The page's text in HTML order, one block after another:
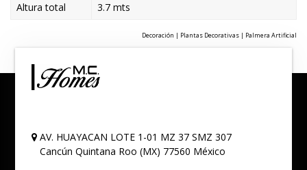
Altura total
3.7 mts
Decoración | Plantas Decorativas | Palmera Artificial
AV. HUAYACAN LOTE 1-01 MZ 37 SMZ 307
Cancún Quintana Roo (MX) 77560 México